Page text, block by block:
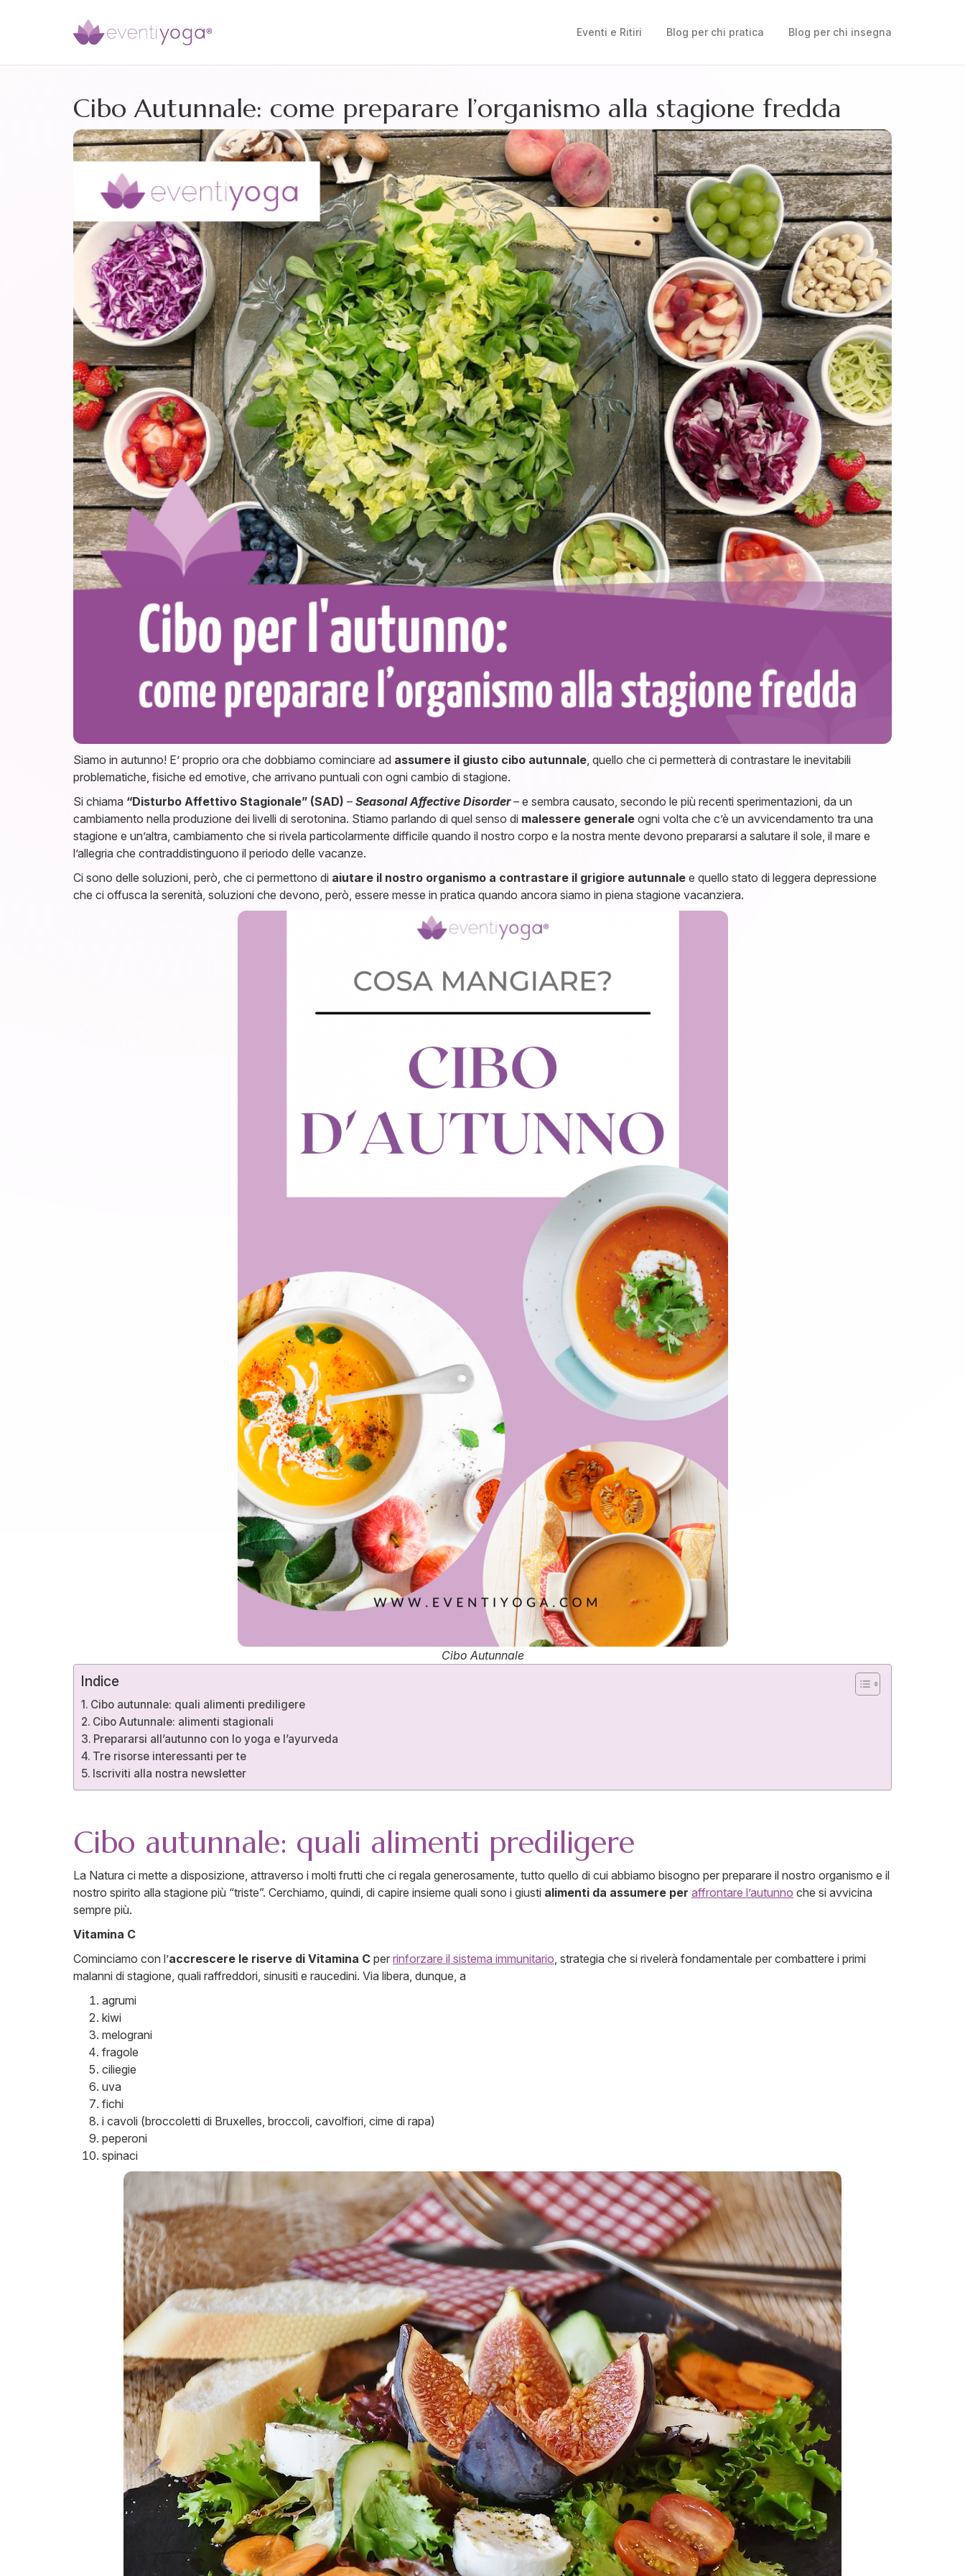
Eventi e Ritiri Blog per chi pratica Blog per chi insegna
Cibo Autunnale: come preparare l’organismo alla stagione fredda
Siamo in autunno! E’ proprio ora che dobbiamo cominciare ad assumere il giusto cibo autunnale, quello che ci permetterà di contrastare le inevitabili
problematiche, fisiche ed emotive, che arrivano puntuali con ogni cambio di stagione.
Si chiama “Disturbo Affettivo Stagionale” (SAD) – Seasonal Affective Disorder– e sembra causato, secondo le più recenti sperimentazioni, da un
cambiamento nella produzione dei livelli di serotonina. Stiamo parlando di quel senso di malessere generale ogni volta che c’è un avvicendamento tra una
stagione e un’altra, cambiamento che si rivela particolarmente difficile quando il nostro corpo e la nostra mente devono prepararsi a salutare il sole, il mare e
l’allegria che contraddistinguono il periodo delle vacanze.
Ci sono delle soluzioni, però, che ci permettono di aiutare il nostro organismo a contrastare il grigiore autunnale e quello stato di leggera depressione
che ci offusca la serenità, soluzioni che devono, però, essere messe in pratica quando ancora siamo in piena stagione vacanziera.
Cibo Autunnale
Indice
Cibo autunnale: quali alimenti prediligere
Cibo Autunnale: alimenti stagionali
Prepararsi all’autunno con lo yoga e l’ayurveda
Tre risorse interessanti per te
Iscriviti alla nostra newsletter
Cibo autunnale: quali alimenti prediligere
La Natura ci mette a disposizione, attraverso i molti frutti che ci regala generosamente, tutto quello di cui abbiamo bisogno per preparare il nostro organismo e il
nostro spirito alla stagione più “triste”. Cerchiamo, quindi, di capire insieme quali sono i giusti alimenti da assumere per affrontare l’autunno che si avvicina
sempre più.
Vitamina C
Cominciamo con l’accrescere le riserve di Vitamina C per rinforzare il sistema immunitario, strategia che si rivelerà fondamentale per combattere i primi
malanni di stagione, quali raffreddori, sinusiti e raucedini. Via libera, dunque, a
agrumi
kiwi
melograni
fragole
ciliegie
uva
fichi
i cavoli (broccoletti di Bruxelles, broccoli, cavolfiori, cime di rapa)
peperoni
spinaci